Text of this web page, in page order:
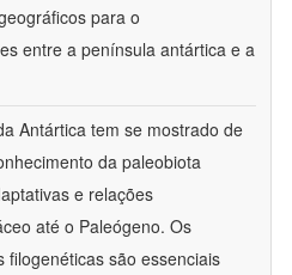
para o
entre a península antártica e a
Antártica tem se mostrado de
da paleobiota
e relações
até o Paleógeno. Os
são essenciais